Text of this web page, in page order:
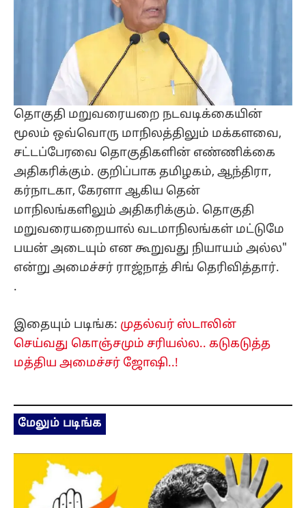
தொகுதி மறுவரையறை நடவடிக்கையின்
மூலம் ஒவ்வொரு மாநிலத்திலும் மக்களவை,
சட்டப்பேரவை தொகுதிகளின் எண்ணிக்கை
அதிகரிக்கும். குறிப்பாக தமிழகம், ஆந்திரா,
கர்நாடகா, கேரளா ஆகிய தென்
மாநிலங்களிலும் அதிகரிக்கும். தொகுதி
மறுவரையறையால் வடமாநிலங்கள் மட்டுமே
பயன் அடையும் என கூறுவது நியாயம் அல்ல"
என்று அமைச்சர் ராஜ்நாத் சிங் தெரிவித்தார்.
.
இதையும் படிங்க: முதல்வர் ஸ்டாலின்
செய்வது கொஞ்சமும் சரியல்ல.. கடுகடுத்த
மத்திய அமைச்சர் ஜோஷி..!
மேலும் படிங்க